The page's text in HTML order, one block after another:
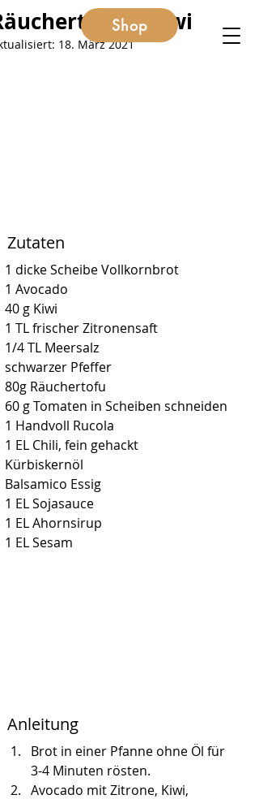
Shop
& Kiwi
18. März 2021
Zutaten
1 dicke Scheibe Vollkornbrot
1 Avocado
40 g Kiwi
1 TL frischer Zitronensaft
1/4 TL Meersalz
schwarzer Pfeffer
80g Räuchertofu
60 g Tomaten in Scheiben schneiden
1 Handvoll Rucola
1 EL Chili, fein gehackt
Kürbiskernöl
Balsamico Essig
1 EL Sojasauce
1 EL Ahornsirup
1 EL Sesam
Anleitung
Brot in einer Pfanne ohne Öl für
3-4 Minuten rösten.
Avocado mit Zitrone, Kiwi,